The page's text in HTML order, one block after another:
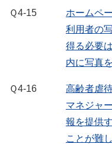
Ｑ4-15
ホームペ
利用者の
得る必要
内に写真
Ｑ4-16
高齢者虐
マネジャ
報を提供
ことが難